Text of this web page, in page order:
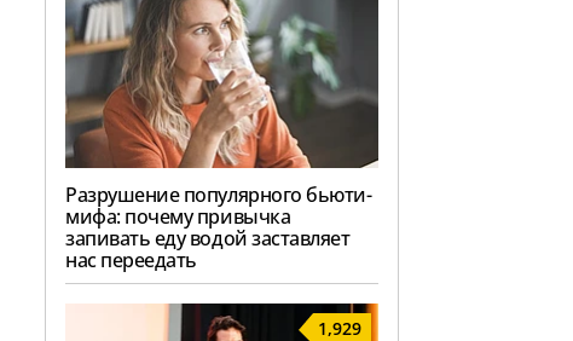
Разрушение популярного бьюти-
мифа: почему привычка
запивать еду водой заставляет
нас переедать
1,929